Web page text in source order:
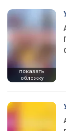
показать
обложку